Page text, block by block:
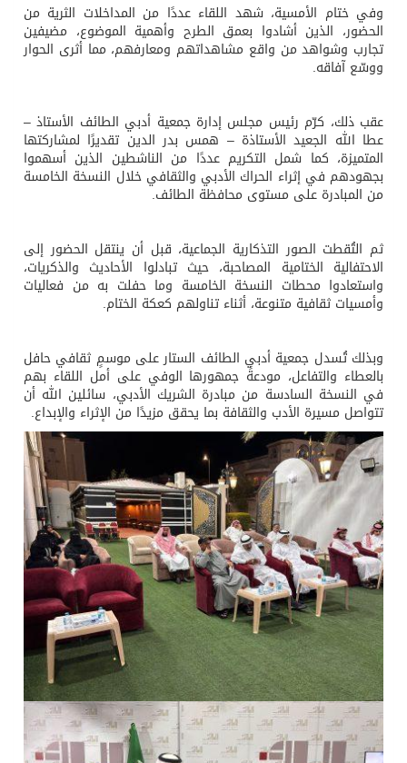
وفي ختام الأمسية، شهد اللقاء عددًا من المداخلات الثرية من
الحضور، الذين أشادوا بعمق الطرح وأهمية الموضوع، مضيفين
تجارب وشواهد من واقع مشاهداتهم ومعارفهم، مما أثرى الحوار
ووسّع آفاقه.
عقب ذلك، كرّم رئيس مجلس إدارة جمعية أدبي الطائف الأستاذ –
عطا الله الجعيد الأستاذة – همس بدر الدين تقديرًا لمشاركتها
المتميزة، كما شمل التكريم عددًا من الناشطين الذين أسهموا
بجهودهم في إثراء الحراك الأدبي والثقافي خلال النسخة الخامسة
من المبادرة على مستوى محافظة الطائف.
ثم التُقطت الصور التذكارية الجماعية، قبل أن ينتقل الحضور إلى
الاحتفالية الختامية المصاحبة، حيث تبادلوا الأحاديث والذكريات،
واستعادوا محطات النسخة الخامسة وما حفلت به من فعاليات
وأمسيات ثقافية متنوعة، أثناء تناولهم كعكة الختام.
وبذلك تُسدل جمعية أدبي الطائف الستار على موسمٍ ثقافي حافل
بالعطاء والتفاعل، مودعةً جمهورها الوفي على أمل اللقاء بهم
في النسخة السادسة من مبادرة الشريك الأدبي، سائلين الله أن
تتواصل مسيرة الأدب والثقافة بما يحقق مزيدًا من الإثراء والإبداع.